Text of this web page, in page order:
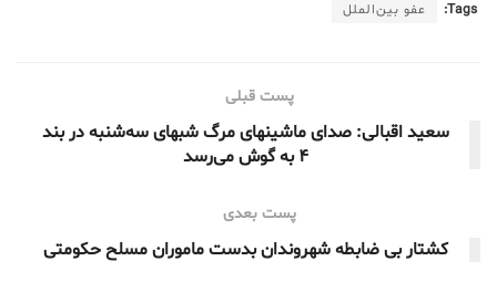
Tags: عفو بین‌الملل
پست قبلی
سعید اقبالی: صدای ماشینهای مرگ شبهای سه‌شنبه در بند
۴ به گوش می‌رسد
پست بعدی
کشتار بی ضابطه شهروندان بدست ماموران مسلح حکومتی